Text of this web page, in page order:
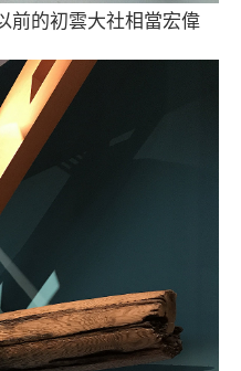
前的初雲大社相當宏偉